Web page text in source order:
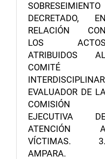
SOBRESEIMIENTO
DECRETADO, EN
RELACIÓN CON
LOS ACTOS
ATRIBUIDOS
COMITÉ
EVALUADOR DE LA
COMISIÓN
EJECUTIVA
ATENCIÓN A
VÍCTIMAS. 3.
AMPARA.